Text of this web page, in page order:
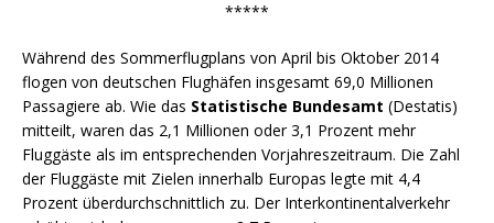
*****
Während des Sommerflugplans von April bis Oktober 2014
flogen von deutschen Flughäfen insgesamt 69,0 Millionen
Passagiere ab. Wie das Statistische Bundesamt (Destatis)
mitteilt, waren das 2,1 Millionen oder 3,1 Prozent mehr
Fluggäste als im entsprechenden Vorjahreszeitraum. Die Zahl
der Fluggäste mit Zielen innerhalb Europas legte mit 4,4
Prozent überdurchschnittlich zu. Der Interkontinentalverkehr